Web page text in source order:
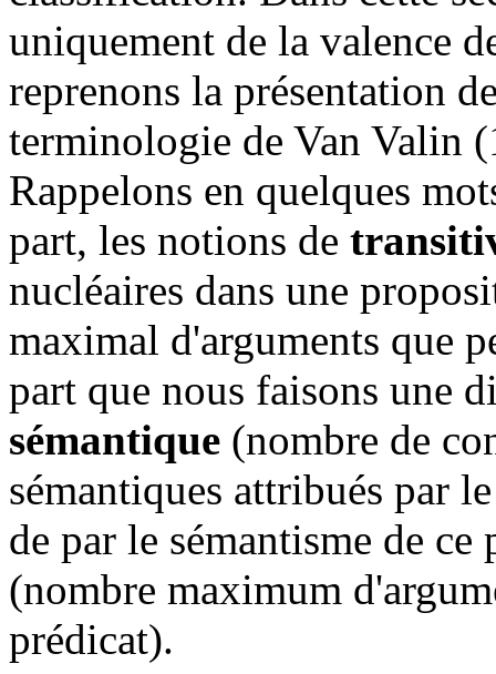
uniquement de la valence
reprenons la présentation
terminologie de Van Valin
Rappelons en quelques
part, les notions de
nucléaires dans une
maximal d'arguments que
part que nous faisons une
sémantique (nombre de
sémantiques attribués par
de par le sémantisme de
(nombre maximum
prédicat).